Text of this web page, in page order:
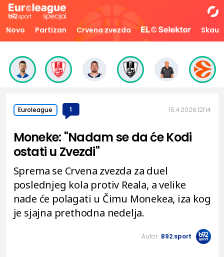
Novo Partizan Crvena zvezda Skaut
Euroleague 1 15.4.2026. 21:14
Moneke: "Nadam se da će Kodi
ostati u Zvezdi"
Sprema se Crvena zvezda za duel
poslednjeg kola protiv Reala, a velike
nade će polagati u Čimu Monekea, iza kog
je sjajna prethodna nedelja.
Autor: B92.sport